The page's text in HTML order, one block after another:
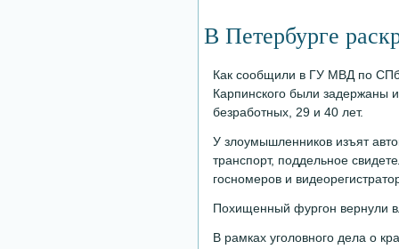
В Петербурге
Как сообщили в ГУ МВД по
Карпинского были задержаны
безработных, 29 и 40 лет.
У злоумышленников изъят
транспорт, поддельное
госномеров и
Похищенный фургон вернули
В рамках уголовного дела о